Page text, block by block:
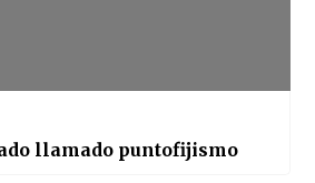
llamado puntofijismo